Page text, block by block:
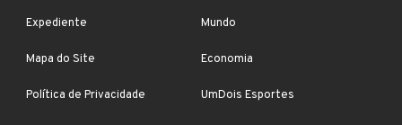
Expediente
Mapa do Site
Política de Privacidade
Mundo
Economia
UmDois Esportes